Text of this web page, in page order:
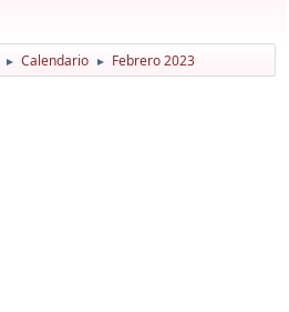
► Calendario ► Febrero 2023